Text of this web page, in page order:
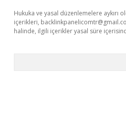
Hukuka ve yasal düzenlemelere aykırı
içerikleri,
halinde, ilgili içerikler yasal süre